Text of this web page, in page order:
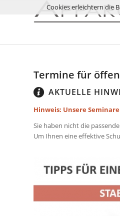
Termine für
AKTUELLE
Hinweis: Unsere
Sie haben nicht die
Um Ihnen eine effektive
Cookies erleichtern die